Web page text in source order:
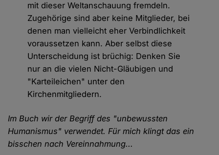
mit dieser Weltanschauung fremdeln.
Zugehörige sind aber keine Mitglieder, bei
denen man vielleicht eher Verbindlichkeit
voraussetzen kann. Aber selbst diese
Unterscheidung ist brüchig: Denken Sie
nur an die vielen Nicht-Gläubigen und
"Karteileichen" unter den
Kirchenmitgliedern.
Im Buch wir der Begriff des "unbewussten
Humanismus" verwendet. Für mich klingt das ein
bisschen nach Vereinnahmung...